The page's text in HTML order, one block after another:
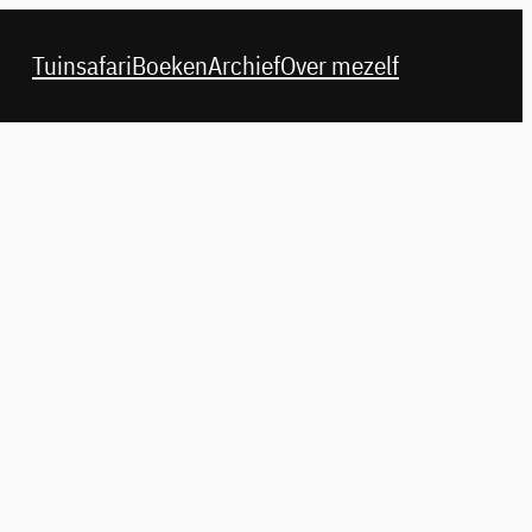
TuinsafariBoekenArchiefOver mezelf